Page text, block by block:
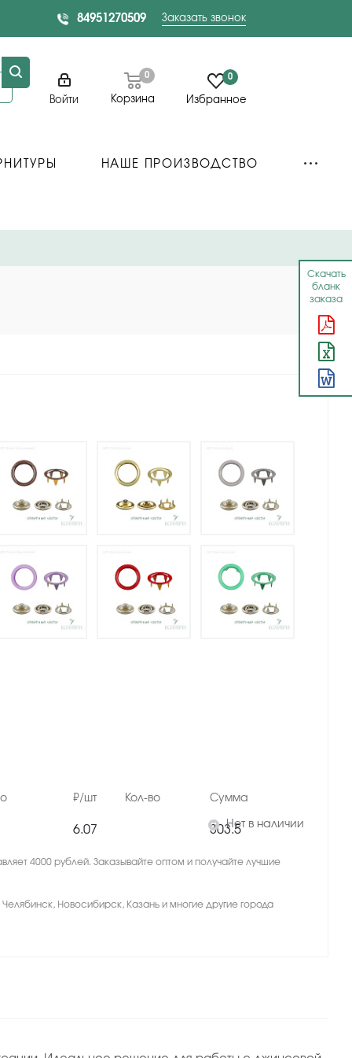
Скачать
бланк
заказа
84951270509 Заказать звонок
Войти Корзина
0 0
Избранное
НАШЕ ПРОИЗВОДСТВО
₽/шт Кол-во Сумма
6.07 303.5Нет в наличии
4000 рублей. Заказывайте оптом и получайте лучшие
Новосибирск, Казань и многие другие города